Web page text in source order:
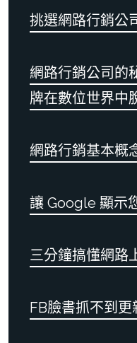
挑選網路行銷公
網路行銷公司的
牌在數位世界中
網路行銷基本概
讓 Google 顯示
三分鐘搞懂網路
FB臉書抓不到更